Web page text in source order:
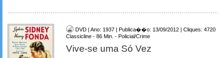
DVD | Ano: 1937 | Publica��o: 13/09/2012 | Cliques: 4720
Classicline - 86 Min. - Policial/Crime
Vive-se uma Só Vez